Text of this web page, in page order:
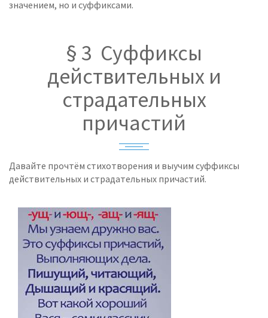
значением, но и суффиксами.
§ 3 Суффиксы
действительных и
страдательных
причастий
Давайте прочтём стихотворения и выучим суффиксы
действительных и страдательных причастий.